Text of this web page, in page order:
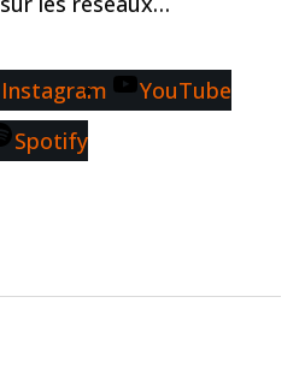
Instagram
YouTube
Spotify